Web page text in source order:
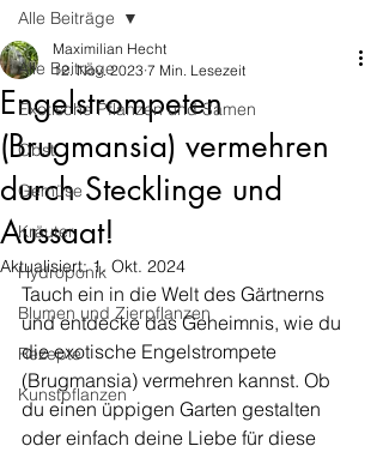
Alle Beiträge
Exotische Pflanzen und Samen
Obst
Gemüse
Kräuter
Hydroponik
Blumen und Zierpflanzen
Rezepte
Kunstpflanzen
Alle Beiträge
Engelstrompeten
(Brugmansia) vermehren
durch Stecklinge und
Aussaat!
Maximilian Hecht
12. Nov. 2023 7 Min. Lesezeit
Aktualisiert:1. Okt. 2024
Tauch ein in die Welt des Gärtnerns
und entdecke das Geheimnis, wie du
die exotische Engelstrompete
(Brugmansia) vermehren kannst. Ob
du einen üppigen Garten gestalten
oder einfach deine Liebe für diese